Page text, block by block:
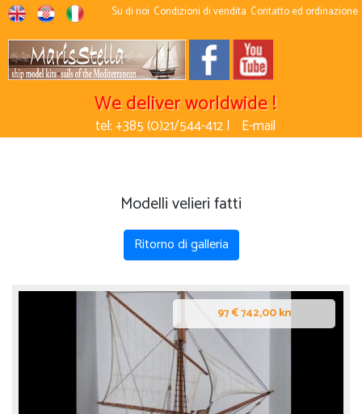
Su di noi Condizioni di vendita Contatto ed ordinazione
We deliver worldwide !
tel: +385 (0)21/544-412 | E-mail
Modelli velieri fatti
Ritorno di galleria
97 € 742,00 kn